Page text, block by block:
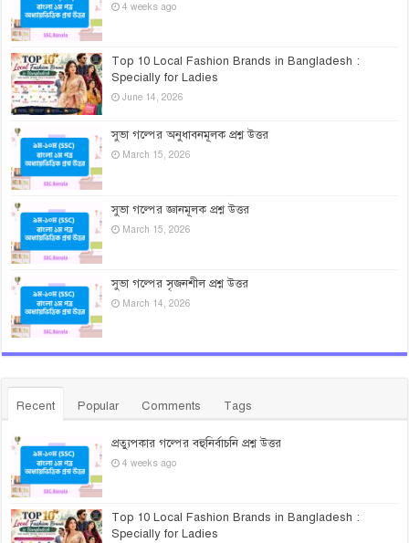
4 weeks ago
Top 10 Local Fashion Brands in Bangladesh :
Specially for Ladies
June 14, 2026
সুভা গল্পের অনুধাবনমূলক প্রশ্ন উত্তর
March 15, 2026
সুভা গল্পের জ্ঞানমূলক প্রশ্ন উত্তর
March 15, 2026
সুভা গল্পের সৃজনশীল প্রশ্ন উত্তর
March 14, 2026
Recent Popular Comments Tags
প্রত্যুপকার গল্পের বহুনির্বাচনি প্রশ্ন উত্তর
4 weeks ago
Top 10 Local Fashion Brands in Bangladesh :
Specially for Ladies